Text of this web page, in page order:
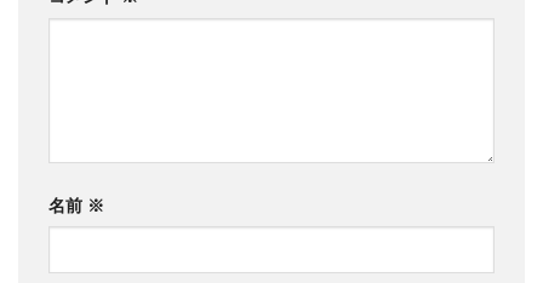
名前 ※